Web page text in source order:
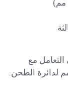
مع